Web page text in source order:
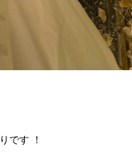
です ！